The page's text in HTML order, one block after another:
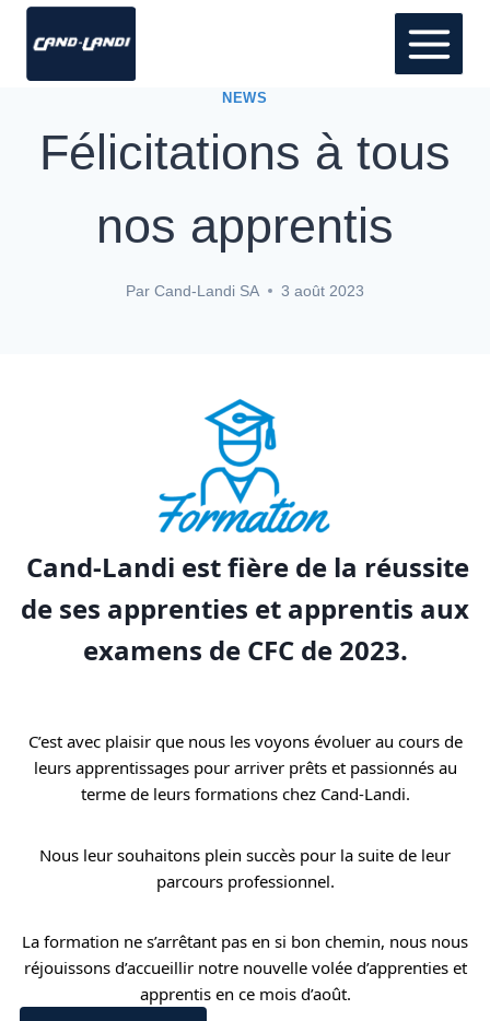
NEWS
Félicitations à tous
nos apprentis
Par Cand-Landi SA 3 août 2023
Cand-Landi est fière de la réussite
de ses apprenties et apprentis aux
examens de CFC de 2023.
C’est avec plaisir que nous les voyons évoluer au cours de
leurs apprentissages pour arriver prêts et passionnés au
terme de leurs formations chez Cand-Landi.
Nous leur souhaitons plein succès pour la suite de leur
parcours professionnel.
La formation ne s’arrêtant pas en si bon chemin, nous nous
réjouissons d’accueillir notre nouvelle volée d’apprenties et
apprentis en ce mois d’août.